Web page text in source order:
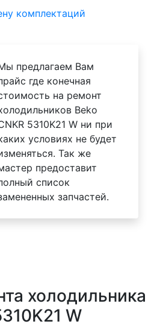
комплектаций
предлагаем Вам
где конечная
на ремонт
Beko
5310K21 W ни при
условиях не будет
Так же
предоставит
список
запчастей.
холодильника
W